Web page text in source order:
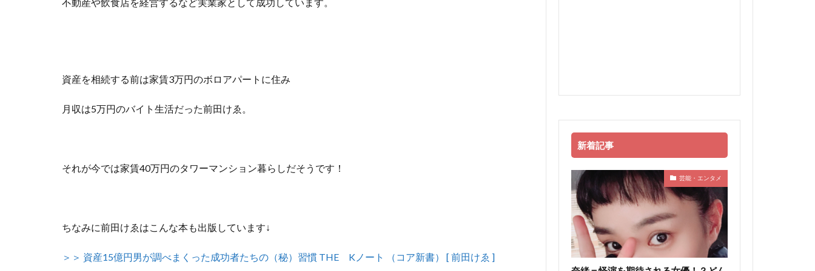
資産を相続する前は家賃3万円のボロアパートに住み
月収は5万円のバイト生活だった前田けゑ。
それが今では家賃40万円のタワーマンション暮らしだそうです！
ちなみに前田けゑはこんな本も出版しています↓
＞＞ 資産15億円男が調べまくった成功者たちの（秘）習慣 THE Kノート （コア新書） [ 前田けゑ ]
新着記事
芸能・エンタメ